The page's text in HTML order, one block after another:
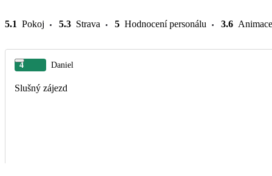
5.1 Pokoj 5.3 Strava 5 Hodnocení personálu 3.6 Animace
4 Daniel
Slušný zájezd